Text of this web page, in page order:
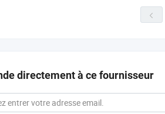

directement à ce fournisseur